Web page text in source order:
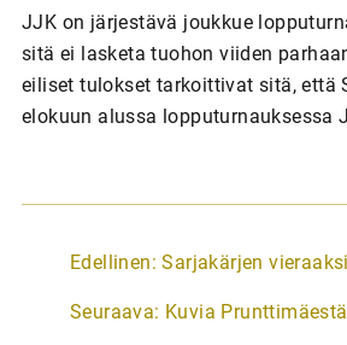
JJK on järjestävä joukkue
sitä ei lasketa tuohon viiden
eiliset tulokset tarkoittivat sitä, että
elokuun alussa lopputurnauksessa
A
t
Edellinen: Sarjakärjen vieraaksi
Seuraava: Kuvia Prunttimäestä